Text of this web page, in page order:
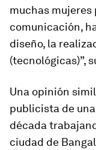
muchas mujeres
comunicación,
diseño, la
(tecnológicas)”,
Una opinión
publicista de
década
ciudad de